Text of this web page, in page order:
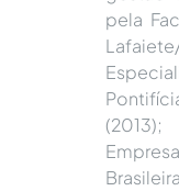
pela